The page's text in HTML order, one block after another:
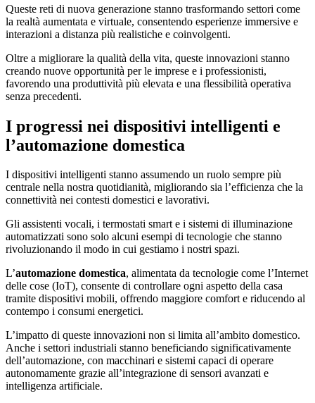
Queste reti di nuova generazione stanno trasformando settori come
la realtà aumentata e virtuale, consentendo esperienze immersive e
interazioni a distanza più realistiche e coinvolgenti.
Oltre a migliorare la qualità della vita, queste innovazioni stanno
creando nuove opportunità per le imprese e i professionisti,
favorendo una produttività più elevata e una flessibilità operativa
senza precedenti.
I progressi nei dispositivi intelligenti e
l’automazione domestica
I dispositivi intelligenti stanno assumendo un ruolo sempre più
centrale nella nostra quotidianità, migliorando sia l’efficienza che la
connettività nei contesti domestici e lavorativi.
Gli assistenti vocali, i termostati smart e i sistemi di illuminazione
automatizzati sono solo alcuni esempi di tecnologie che stanno
rivoluzionando il modo in cui gestiamo i nostri spazi.
L’automazione domestica, alimentata da tecnologie come l’Internet
delle cose (IoT), consente di controllare ogni aspetto della casa
tramite dispositivi mobili, offrendo maggiore comfort e riducendo al
contempo i consumi energetici.
L’impatto di queste innovazioni non si limita all’ambito domestico.
Anche i settori industriali stanno beneficiando significativamente
dell’automazione, con macchinari e sistemi capaci di operare
autonomamente grazie all’integrazione di sensori avanzati e
intelligenza artificiale.